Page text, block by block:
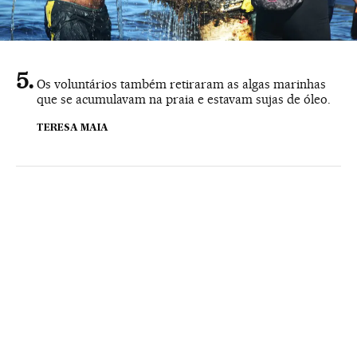
Os voluntários também retiraram as algas marinhas
que se acumulavam na praia e estavam sujas de óleo.
TERESA MAIA